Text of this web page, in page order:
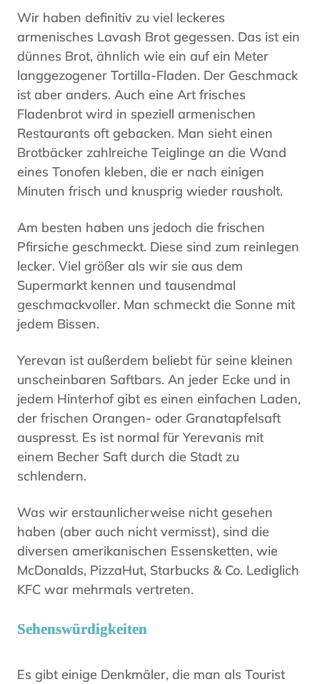
Wir haben definitiv zu viel leckeres
armenisches Lavash Brot gegessen. Das ist ein
dünnes Brot, ähnlich wie ein auf ein Meter
langgezogener Tortilla-Fladen. Der Geschmack
ist aber anders. Auch eine Art frisches
Fladenbrot wird in speziell armenischen
Restaurants oft gebacken. Man sieht einen
Brotbäcker zahlreiche Teiglinge an die Wand
eines Tonofen kleben, die er nach einigen
Minuten frisch und knusprig wieder rausholt.
Am besten haben uns jedoch die frischen
Pfirsiche geschmeckt. Diese sind zum reinlegen
lecker. Viel größer als wir sie aus dem
Supermarkt kennen und tausendmal
geschmackvoller. Man schmeckt die Sonne mit
jedem Bissen.
Yerevan ist außerdem beliebt für seine kleinen
unscheinbaren Saftbars. An jeder Ecke und in
jedem Hinterhof gibt es einen einfachen Laden,
der frischen Orangen- oder Granatapfelsaft
auspresst. Es ist normal für Yerevanis mit
einem Becher Saft durch die Stadt zu
schlendern.
Was wir erstaunlicherweise nicht gesehen
haben (aber auch nicht vermisst), sind die
diversen amerikanischen Essensketten, wie
McDonalds, PizzaHut, Starbucks & Co. Lediglich
KFC war mehrmals vertreten.
Sehenswürdigkeiten
Es gibt einige Denkmäler, die man als Tourist